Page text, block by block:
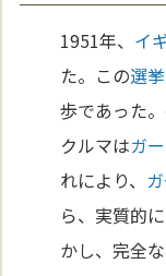
1951年、 イ
た。この選挙
歩であった
クルマはガ
れにより、
ら、実質的
かし、完全